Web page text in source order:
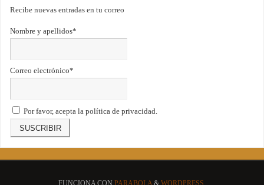
Recibe nuevas entradas en tu correo
Nombre y apellidos*
Correo electrónico*
Por favor, acepta la política de privacidad.
FUNCIONA CON PARABOLA & WORDPRESS.